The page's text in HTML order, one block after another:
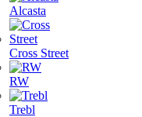
Alcasta
Cross Street
RW
Trebl